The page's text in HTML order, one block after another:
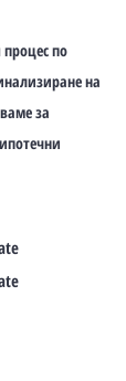
по
на
за